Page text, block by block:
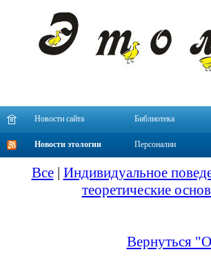
Новости сайта Библиотека
Новости этологии Персоналии
Все| Индивидуальное
теоретические
Вернуться